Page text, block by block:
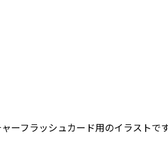
ーフラッシュカード用のイラスト